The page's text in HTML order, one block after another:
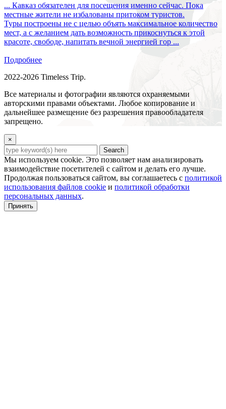
... Кавказ обязателен для посещения именно сейчас. Пока
местные жители не избалованы притоком туристов.
Туры построены не с целью объять максимальное количество
мест, а с желанием дать возможность прикоснуться к этой
красоте, свободе, напитать вечной энергией гор ...
Подробнее
2022-2026 Timeless Trip.
Все материалы и фотографии являются охраняемыми
авторскими правами объектами. Любое копирование и
дальнейшее размещение без разрешения правообладателя
запрещено.
×
Search
Мы используем cookie. Это позволяет нам анализировать
взаимодействие посетителей с сайтом и делать его лучше.
Продолжая пользоваться сайтом, вы соглашаетесь с политикой
использования файлов cookie и политикой обработки
персональных данных.
Принять